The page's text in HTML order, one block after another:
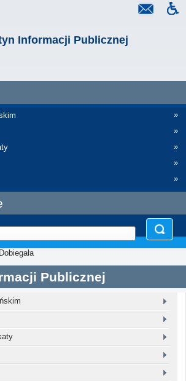
Informacji Publicznej
»
»
»
»
»
Publicznej